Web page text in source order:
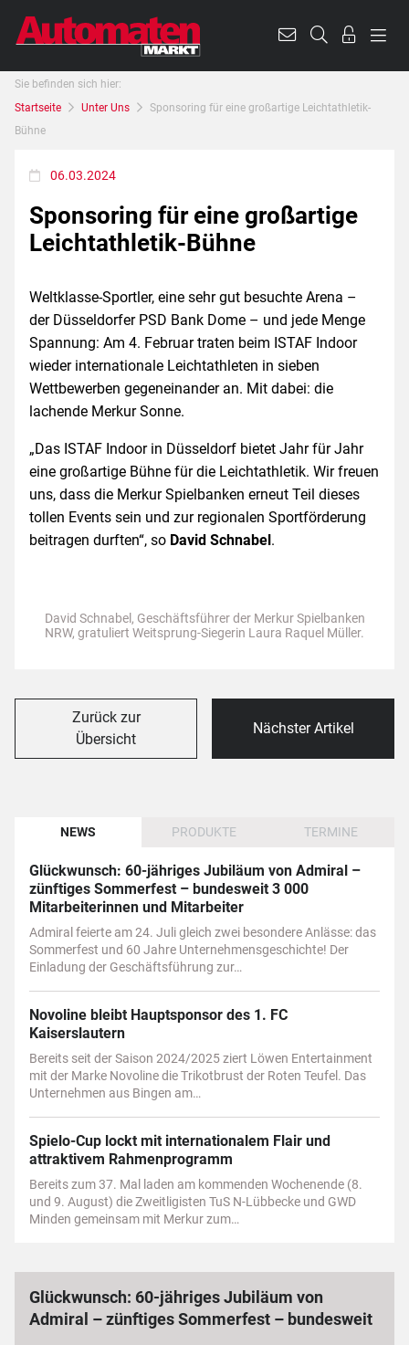
Sie befinden sich hier:
Startseite
Unter Uns
Sponsoring für eine großartige Leichtathletik-
Bühne
06.03.2024
Sponsoring für eine großartige
Leichtathletik-Bühne
David Schnabel, Geschäftsführer der Merkur Spielbanken
NRW, gratuliert Weitsprung-Siegerin Laura Raquel Müller.
Weltklasse-Sportler, eine sehr gut besuchte Arena –
der Düsseldorfer PSD Bank Dome – und jede Menge
Spannung: Am 4. Februar traten beim ISTAF Indoor
wieder inter­nationale Leichtathleten in sieben
Wettbewerben gegeneinander an. Mit dabei: die
lachende Merkur Sonne.
„Das ISTAF Indoor in Düsseldorf bietet Jahr für Jahr
eine großartige Bühne für die Leicht­athletik. Wir freuen
uns, dass die Merkur Spielbanken erneut Teil dieses
tollen Events sein und zur regionalen Sportförderung
beitragen durften“, so David Schnabel.
Zurück zur
Übersicht
Nächster Artikel
NEWS PRODUKTE TERMINE
Glückwunsch: 60-jähriges Jubiläum von Admiral –
zünftiges Sommerfest – bundesweit 3 000
Mitarbeiterinnen und Mitarbeiter
Admiral feierte am 24. Juli gleich zwei besondere Anlässe: das
Sommerfest und 60 Jahre Unternehmensgeschichte! Der
Einladung der Geschäftsführung zur…
Novoline bleibt Hauptsponsor des 1. FC
Kaiserslautern
Bereits seit der Saison 2024/2025 ziert Löwen Entertainment
mit der Marke Novoline die Trikotbrust der Roten Teufel. Das
Unternehmen aus Bingen am…
Spielo-Cup lockt mit internationalem Flair und
attraktivem Rahmenprogramm
Bereits zum 37. Mal laden am kommenden Wochenende (8.
und 9. August) die Zweitligisten TuS N-Lübbecke und GWD
Minden gemeinsam mit Merkur zum…
Glückwunsch: 60-jähriges Jubiläum von
Admiral – zünftiges Sommerfest – bundesweit